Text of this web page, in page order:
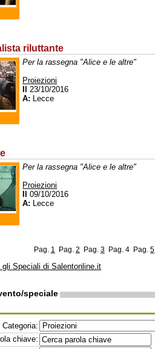
riluttante
Per la rassegna "Alice e le altre"
Proiezioni
23/10/2016
A: Lecce
Per la rassegna "Alice e le altre"
Proiezioni
09/10/2016
A: Lecce
Pag. 1 Pag. 2 Pag. 3 Pag. 4 Pag. 5
Speciali di Salentonline.it
speciale
Categoria:
chiave: